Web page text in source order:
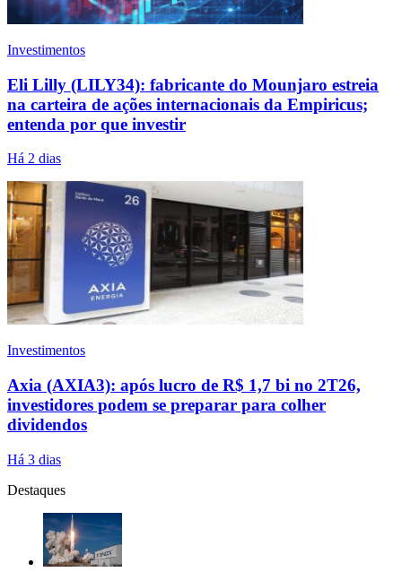
Investimentos
Eli Lilly (LILY34): fabricante do Mounjaro estreia
na carteira de ações internacionais da Empiricus;
entenda por que investir
Há 2 dias
Investimentos
Axia (AXIA3): após lucro de R$ 1,7 bi no 2T26,
investidores podem se preparar para colher
dividendos
Há 3 dias
Destaques